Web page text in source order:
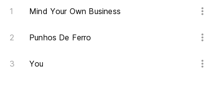
Mind Your Own Business
Punhos De Ferro
You